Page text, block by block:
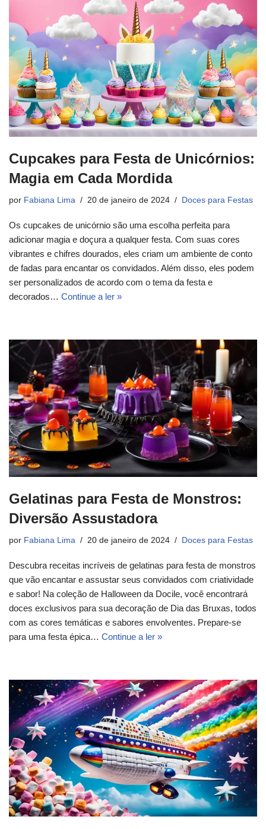
Cupcakes para Festa de Unicórnios:
Magia em Cada Mordida
por Fabiana Lima 20 de janeiro de 2024 Doces para Festas
Os cupcakes de unicórnio são uma escolha perfeita para
adicionar magia e doçura a qualquer festa. Com suas cores
vibrantes e chifres dourados, eles criam um ambiente de conto
de fadas para encantar os convidados. Além disso, eles podem
ser personalizados de acordo com o tema da festa e
decorados… Continue a ler »
Gelatinas para Festa de Monstros:
Diversão Assustadora
por Fabiana Lima 20 de janeiro de 2024 Doces para Festas
Descubra receitas incríveis de gelatinas para festa de monstros
que vão encantar e assustar seus convidados com criatividade
e sabor! Na coleção de Halloween da Docile, você encontrará
doces exclusivos para sua decoração de Dia das Bruxas, todos
com as cores temáticas e sabores envolventes. Prepare-se
para uma festa épica… Continue a ler »